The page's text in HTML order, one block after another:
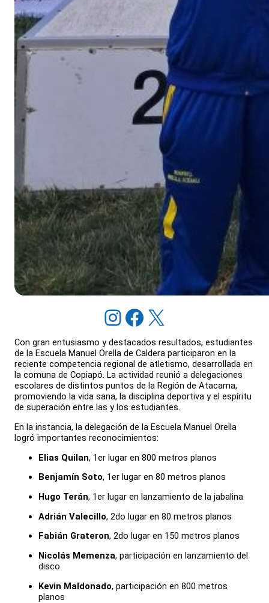
Instagram Facebook X
Con gran entusiasmo y destacados resultados, estudiantes
de la Escuela Manuel Orella de Caldera participaron en la
reciente competencia regional de atletismo, desarrollada en
la comuna de Copiapó. La actividad reunió a delegaciones
escolares de distintos puntos de la Región de Atacama,
promoviendo la vida sana, la disciplina deportiva y el espíritu
de superación entre las y los estudiantes.
En la instancia, la delegación de la Escuela Manuel Orella
logró importantes reconocimientos:
Elias Quilan, 1er lugar en 800 metros planos
Benjamín Soto, 1er lugar en 80 metros planos
Hugo Terán, 1er lugar en lanzamiento de la jabalina
Adrián Valecillo, 2do lugar en 80 metros planos
Fabián Grateron, 2do lugar en 150 metros planos
Nicolás Memenza, participación en lanzamiento del
disco
Kevin Maldonado, participación en 800 metros
planos